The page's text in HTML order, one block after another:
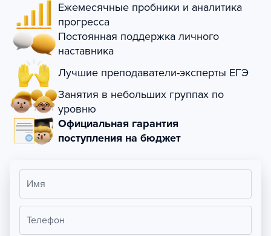
Ежемесячные пробники и аналитика
прогресса
Постоянная поддержка личного
наставника
Лучшие преподаватели-эксперты ЕГЭ
Занятия в небольших группах по
уровню
Официальная гарантия
поступления на бюджет
Имя
Телефон